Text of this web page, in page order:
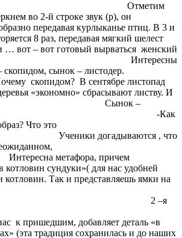
Отметим
во 2-й строке звук (р), он
передавая курлыканье птиц. В 3 и
8 раз, передавая мягкий шелест
… вот – вот готовый вырваться женский
Интересны
скопидом, сынок – листодер.
В сентябре листопад
«экономно» сбрасывают листву. И
это. Сынок –
-Как
Что это
догадываются , что
метафора, причем
котловин сундуки»( для нас удобней
Так и представляешь ямки на
2 –я
к пришедшим, добавляет деталь «в
(эта традиция сохранилась и до наших